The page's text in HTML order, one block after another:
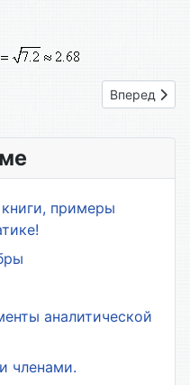
фурье и Следующий:
Вперед
примеры
аналитической
членами.